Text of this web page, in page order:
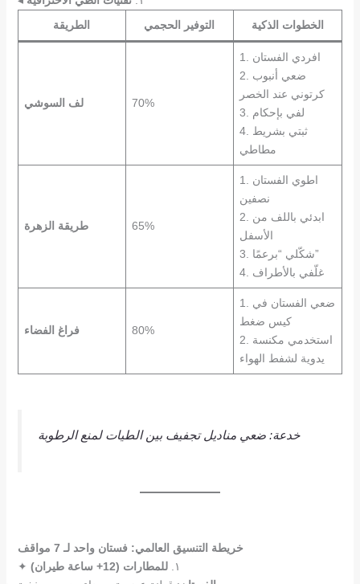
الطريقة
التوفير الحجمي الخطوات الذكية
لف السوشي 70%
1. افردي الفستان
2. ضعي أنبوب
كرتوني عند الخصر
3. لفي بإحكام
4. ثبتي بشريط
مطاطي
طريقة الزهرة 65%
1. اطوي الفستان
نصفين
2. ابدئي باللف من
الأسفل
3. شكّلي “برعمًا”
4. غلّفي بالأطراف
فراغ الفضاء 80%
1. ضعي الفستان في
كيس ضغط
2. استخدمي مكنسة
يدوية لشفط الهواء
خدعة: ضعي مناديل تجفيف بين الطيات لمنع الرطوبة
خريطة التنسيق العالمي: فستان واحد لـ 7 مواقف
✦ ١.
للمطارات (12+ ساعة طيران)